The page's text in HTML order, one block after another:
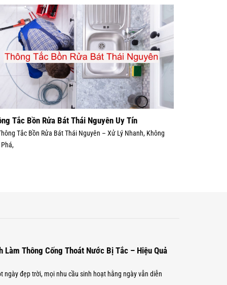
Tắc Bồn Rửa Bát Thái Nguyên Uy Tín
Tắc Bồn Rửa Bát Thái Nguyên – Xử Lý Nhanh, Không
Làm Thông Cống Thoát Nước Bị Tắc – Hiệu Quả
ngày đẹp trời, mọi nhu cầu sinh hoạt hằng ngày vẫn diễn